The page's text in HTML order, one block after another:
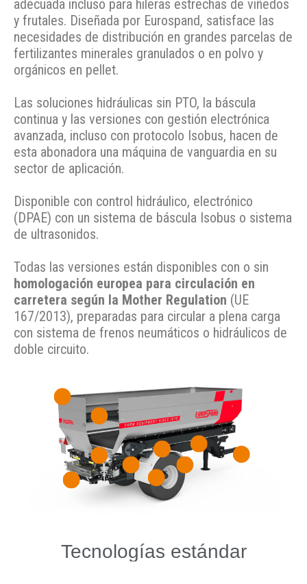
adecuada incluso para hileras estrechas de viñedos
y frutales. Diseñada por Eurospand, satisface las
necesidades de distribución en grandes parcelas de
fertilizantes minerales granulados o en polvo y
orgánicos en pellet.
Las soluciones hidráulicas sin PTO, la báscula
continua y las versiones con gestión electrónica
avanzada, incluso con protocolo Isobus, hacen de
esta abonadora una máquina de vanguardia en su
sector de aplicación.
Disponible con control hidráulico, electrónico
(DPAE) con un sistema de báscula Isobus o sistema
de ultrasonidos.
Todas las versiones están disponibles con o sin
homologación europea para circulación en
carretera según la Mother Regulation (UE
167/2013), preparadas para circular a plena carga
con sistema de frenos neumáticos o hidráulicos de
doble circuito.
Tecnologías estándar